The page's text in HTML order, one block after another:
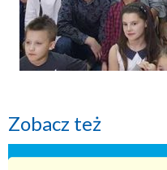
Zobacz też